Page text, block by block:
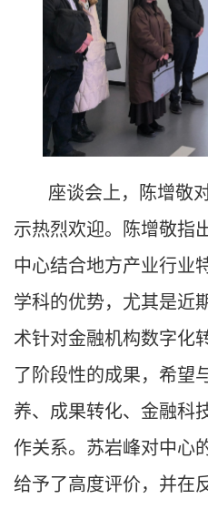
座谈会上，陈增敬
示热烈欢迎。陈增敬指
中心结合地方产业行业
学科的优势，尤其是近
术针对金融机构数字化
了阶段性的成果，希望
养、成果转化、金融科
作关系。苏岩峰对中心
给予了高度评价，并在